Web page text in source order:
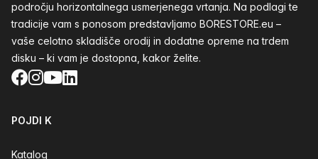
področju horizontalnega usmerjenega vrtanja. Na podlagi te
tradicije vam s ponosom predstavljamo BORESTORE.eu –
vaše celotno skladišče orodij in dodatne opreme na trdem
disku – ki vam je dostopna, kakor želite.
Facebook
Instagram
YouTube
LinkedIn
POJDI K
Katalog